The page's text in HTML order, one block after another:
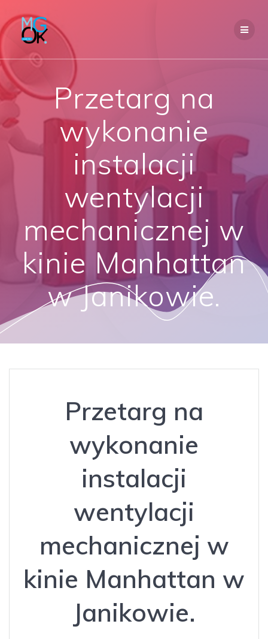
Przetarg na
wykonanie
instalacji
wentylacji
mechanicznej w
kinie Manhattan
w Janikowie.
Przetarg na
wykonanie
instalacji
wentylacji
mechanicznej w
kinie Manhattan w
Janikowie.